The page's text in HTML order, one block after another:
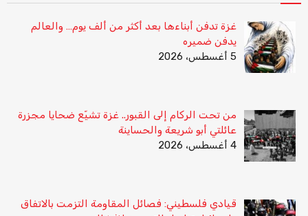
غزة تدفن أبناءها بعد أكثر من ألف يوم… والعالم
يدفن ضميره
5 أغسطس، 2026
من تحت الركام إلى القبور.. غزة تشيّع ضحايا مجزرة
عائلتي أبو شريعة والحساينة
4 أغسطس، 2026
قيادي فلسطيني: فصائل المقاومة التزمت بالاتفاق